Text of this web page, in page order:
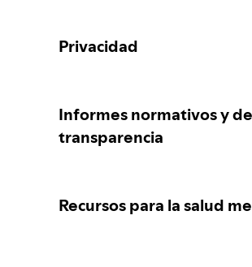
Reportar contenido
Orientación para padres,
Privacidad
Tus controles de privacidad
Informes normativos y de
transparencia
Recursos para la salud